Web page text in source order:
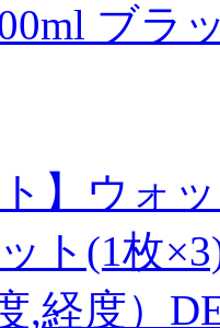
ブ
ト】ウォ
ト(1枚
,経度）